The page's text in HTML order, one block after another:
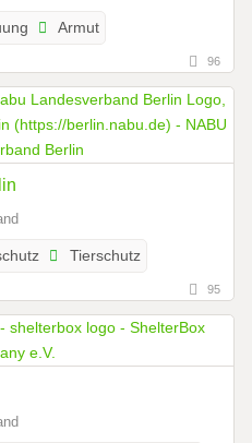
Armut
96
Tierschutz
95